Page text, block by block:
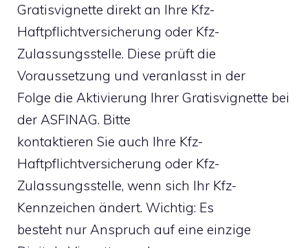
Gratisvignette direkt an Ihre Kfz-
Haftpflichtversicherung oder Kfz-
Zulassungsstelle. Diese prüft die
Voraussetzung und veranlasst in der
Folge die Aktivierung Ihrer Gratisvignette bei
der ASFINAG. Bitte
kontaktieren Sie auch Ihre Kfz-
Haftpflichtversicherung oder Kfz-
Zulassungsstelle, wenn sich Ihr Kfz-
Kennzeichen ändert. Wichtig: Es
besteht nur Anspruch auf eine einzige